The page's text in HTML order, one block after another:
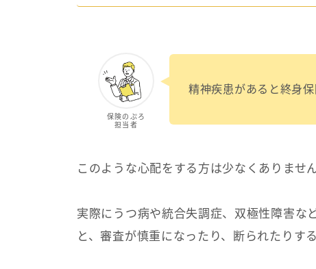
保険のぷろ
担当者
精神疾患があると終身
このような心配をする方は少なくありません
実際にうつ病や統合失調症、双極性障害な
と、審査が慎重になったり、断られたりす